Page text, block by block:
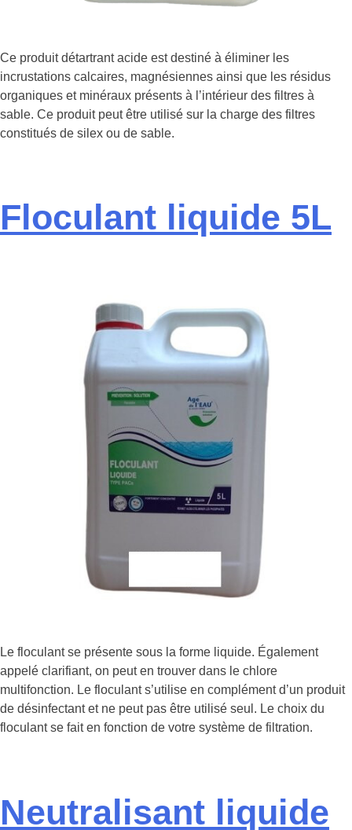
Ce produit détartrant acide est destiné à éliminer les
incrustations calcaires, magnésiennes ainsi que les résidus
organiques et minéraux présents à l’intérieur des filtres à
sable. Ce produit peut être utilisé sur la charge des filtres
constitués de silex ou de sable.
Floculant liquide 5L
Le floculant se présente sous la forme liquide. Également
appelé clarifiant, on peut en trouver dans le chlore
multifonction. Le floculant s’utilise en complément d’un produit
de désinfectant et ne peut pas être utilisé seul. Le choix du
floculant se fait en fonction de votre système de filtration.
Neutralisant liquide